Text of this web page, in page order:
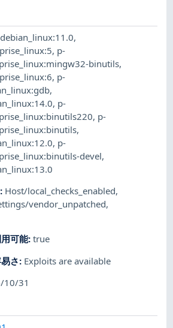
,
, p-
binutils,
, p-
,
, p-
, p-
,
, p-
devel,
: Host/local_checks_enabled,
vendor_unpatched,
可能:true
さ: Exploits are available
10/31